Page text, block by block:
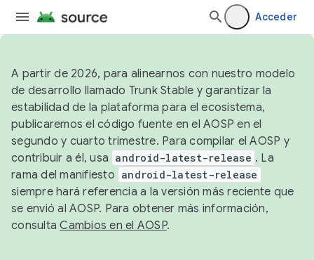
Acceder
A partir de 2026, para alinearnos con nuestro modelo
de desarrollo llamado Trunk Stable y garantizar la
estabilidad de la plataforma para el ecosistema,
publicaremos el código fuente en el AOSP en el
segundo y cuarto trimestre. Para compilar el AOSP y
contribuir a él, usa android-latest-release . La
rama del manifiesto android-latest-release
siempre hará referencia a la versión más reciente que
se envió al AOSP. Para obtener más información,
consultaCambios en el AOSP.